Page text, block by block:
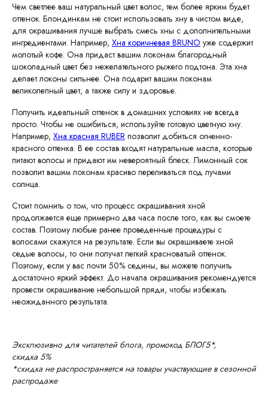
Чем светлее ваш натуральный цвет волос, тем более ярким будет
оттенок. Блондинкам не стоит использовать хну в чистом виде,
для окрашивания лучше выбрать смесь хны с дополнительными
ингредиентами. Например, Хна коричневая BRUNO уже содержит
молотый кофе. Она придаст вашим локонам благородный
шоколадный цвет без нежелательного рыжего подтона. Эта хна
делает локоны сильнее. Она подарит вашим локонам
великолепный цвет, а также силу и здоровье.
Получить идеальный оттенок в домашних условиях не всегда
просто. Чтобы не ошибиться, используйте готовую цветную хну.
Например, Хна красная RUBER позволит добиться огненно-
красного оттенка. В ее состав входят натуральные масла, которые
питают волосы и придают им невероятный блеск. Лимонный сок
позволит вашим локонам красиво переливаться под лучами
солнца.
Стоит помнить о том, что процесс окрашивания хной
продолжается еще примерно два часа после того, как вы смоете
состав. Поэтому любые ранее проведенные процедуры с
волосами скажутся на результате. Если вы окрашиваете хной
седые волосы, то они получат легкий красноватый оттенок.
Поэтому, если у вас почти 50% седины, вы можете получить
достаточно яркий эффект. До начала окрашивания рекомендуется
провести окрашивание небольшой пряди, чтобы избежать
неожиданного результата.
Эксклюзивно для читателей блога, промокод БЛОГ5*,
скидка 5%
*скидка не распространяется на товары участвующие в сезонной
распродаже